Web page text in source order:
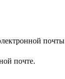
почты
почте.